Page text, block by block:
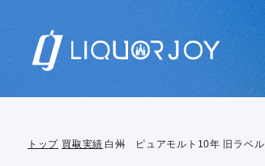
トップ 買取実績 白州 ピュアモルト10年 旧ラベル